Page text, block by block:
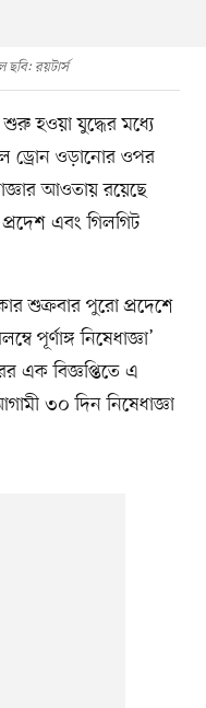
ছবি: রয়টার্স
হওয়া যুদ্ধের মধ্যে
ড্রোন ওড়ানোর ওপর
আওতায় রয়েছে
এবং গিলগিট
শুক্রবার পুরো প্রদেশে
পূর্ণাঙ্গ নিষেধাজ্ঞা’
এক বিজ্ঞপ্তিতে এ
৩০ দিন নিষেধাজ্ঞা